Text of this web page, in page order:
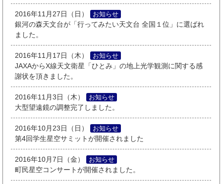
2016年11月27日（日）
お知らせ
銀河の森天文台が「行ってみたい天文台 全国１位」に選ばれ
ました。
2016年11月17日（木）
お知らせ
JAXAからX線天文衛星「ひとみ」の地上光学観測に関する感
謝状を頂きました。
2016年11月3日（木）
お知らせ
大型望遠鏡の調整完了しました。
2016年10月23日（日）
お知らせ
第4回学生星空サミットが開催されました
2016年10月7日（金）
お知らせ
町民星空コンサートが開催されました。